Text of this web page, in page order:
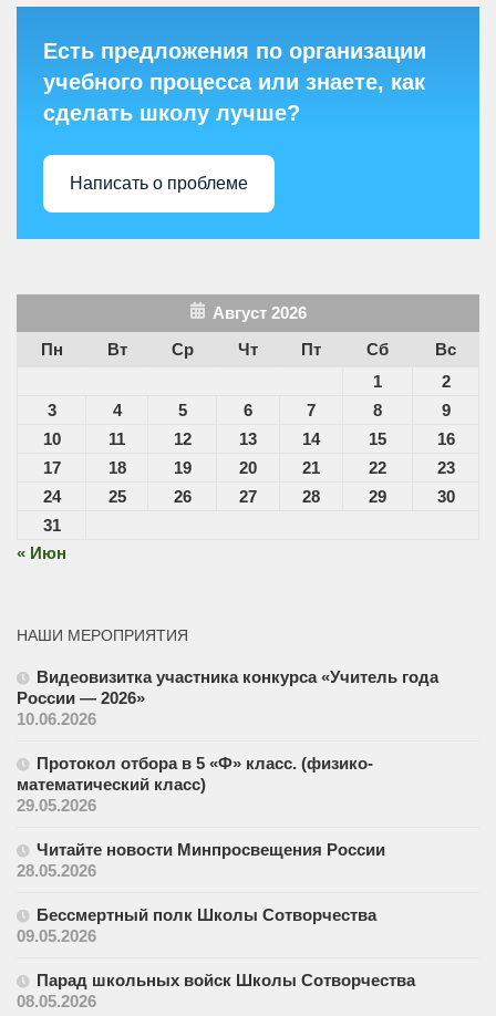
Есть предложения по организации
учебного процесса или знаете, как
сделать школу лучше?
Написать о проблеме
Август 2026
Пн
Вт Ср Чт Пт Сб
Вс
1
2
3
4 5 6 7 8
9
10
11 12 13 14 15
16
17
18 19 20 21 22
23
24
25 26 27 28 29
30
31
« Июн
НАШИ МЕРОПРИЯТИЯ
Видеовизитка участника конкурса «Учитель года
России — 2026»
10.06.2026
Протокол отбора в 5 «Ф» класс. (физико-
математический класс)
29.05.2026
Читайте новости Минпросвещения России
28.05.2026
Бессмертный полк Школы Сотворчества
09.05.2026
Парад школьных войск Школы Сотворчества
08.05.2026